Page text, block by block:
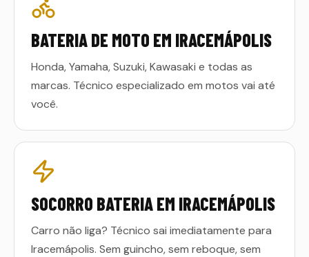
BATERIA DE MOTO EM IRACEMÁPOLIS
Honda, Yamaha, Suzuki, Kawasaki e todas as
marcas. Técnico especializado em motos vai até
você.
SOCORRO BATERIA EM IRACEMÁPOLIS
Carro não liga? Técnico sai imediatamente para
Iracemápolis. Sem guincho, sem reboque, sem